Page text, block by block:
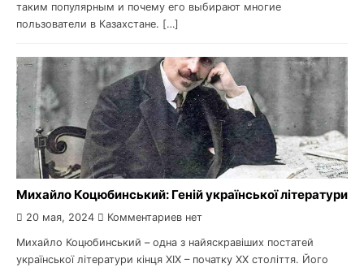
таким популярным и почему его выбирают многие
пользователи в Казахстане. […]
Михайло Коцюбинський: Геній української літератури
20 мая, 2024 Комментариев нет
Михайло Коцюбинський – одна з найяскравіших постатей
української літератури кінця XIX – початку XX століття. Його